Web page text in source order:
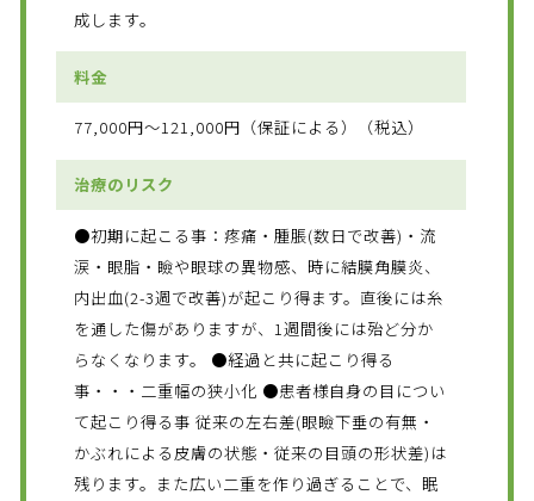
成します。
料金
77,000円～121,000円（保証による）（税込）
治療のリスク
●初期に起こる事：疼痛・腫脹(数日で改善)・流
涙・眼脂・瞼や眼球の異物感、時に結膜角膜炎、
内出血(2-3週で改善)が起こり得ます。直後には糸
を通した傷がありますが、1週間後には殆ど分か
らなくなります。 ●経過と共に起こり得る
事・・・二重幅の狭小化 ●患者様自身の目につい
て起こり得る事 従来の左右差(眼瞼下垂の有無・
かぶれによる皮膚の状態・従来の目頭の形状差)は
残ります。また広い二重を作り過ぎることで、眠